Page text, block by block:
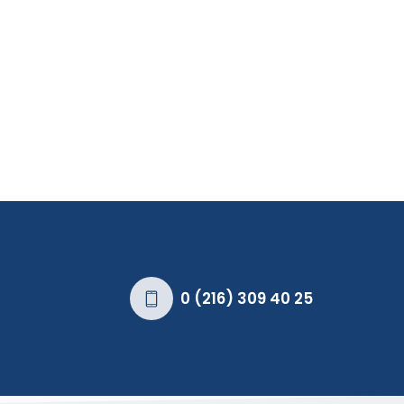
0 (216) 309 40 25